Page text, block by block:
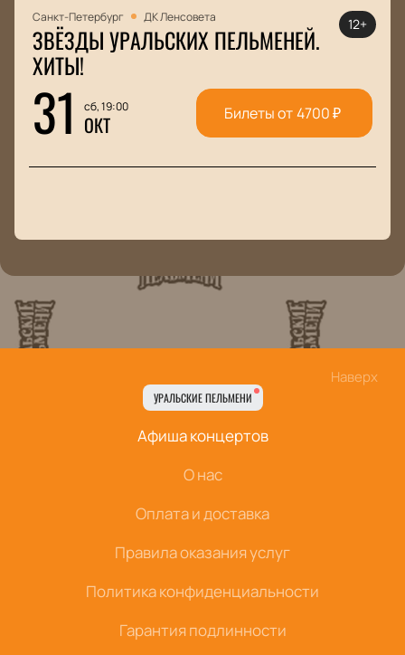
Санкт-Петербург ДК Ленсовета
ЗВЁЗДЫ УРАЛЬСКИХ ПЕЛЬМЕНЕЙ.
ХИТЫ!
31 сб, 19:00
ОКТ
12+
Билеты от4700₽
Наверх
УРАЛЬСКИЕ ПЕЛЬМЕНИ
Афиша концертов
О нас
Оплата и доставка
Правила оказания услуг
Политика конфиденциальности
Гарантия подлинности